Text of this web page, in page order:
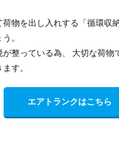
物を出し入れする「循環収
。
が整っている為、 大切な荷物
す。
エアトランクはこちら